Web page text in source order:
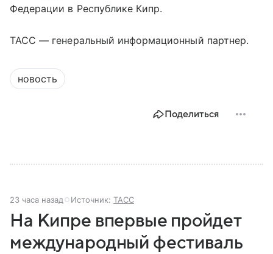
Федерации в Республике Кипр.
ТАСС — генеральный информационный партнер.
новость
Поделиться
23 часа назад Источник: ТАСС
На Кипре впервые пройдет
международный фестиваль